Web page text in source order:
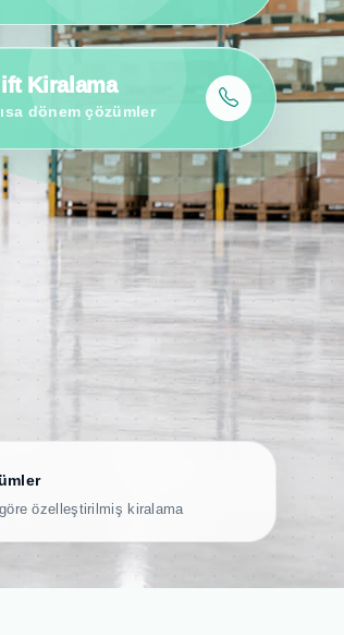
Kiralama
dönem çözümler
göre özelleştirilmiş kiralama